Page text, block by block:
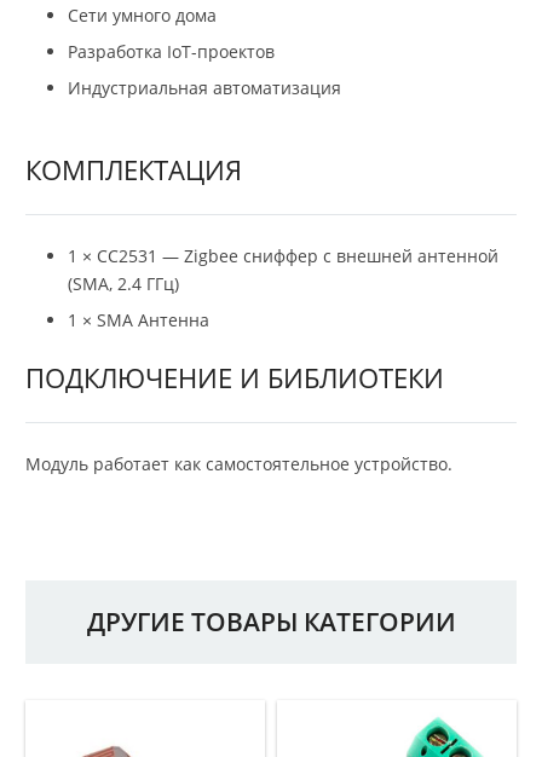
Сети умного дома
Разработка IoT-проектов
Индустриальная автоматизация
КОМПЛЕКТАЦИЯ
1 × CC2531 — Zigbee сниффер с внешней антенной
(SMA, 2.4 ГГц)
1 × SMA Антенна
ПОДКЛЮЧЕНИЕ И БИБЛИОТЕКИ
Модуль работает как самостоятельное устройство.
ДРУГИЕ ТОВАРЫ КАТЕГОРИИ